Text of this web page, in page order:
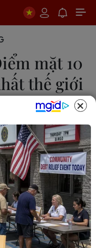
mặt 10
thế giới
bán lẻ Walmart,
tộc giàu có nhất
tỷ USD.